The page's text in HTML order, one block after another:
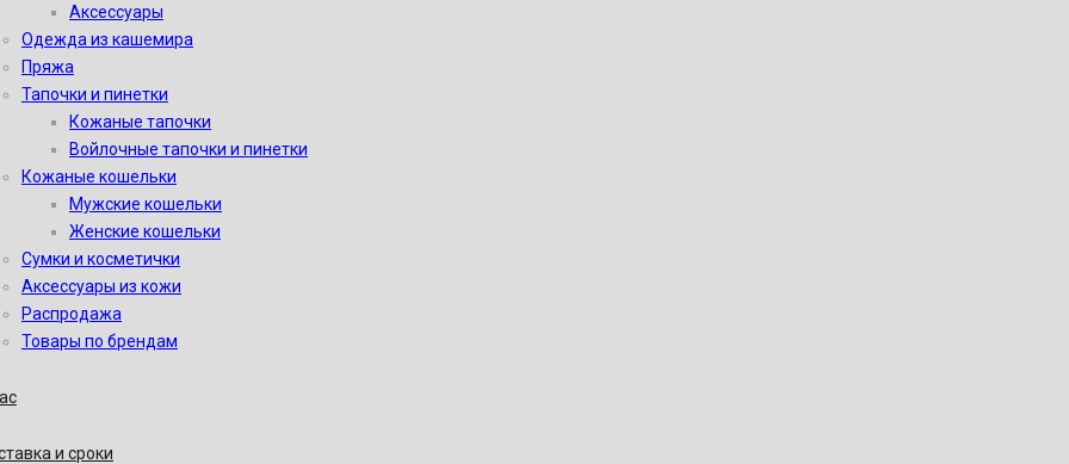
Аксессуары
Одежда из кашемира
Пряжа
Тапочки и пинетки
Кожаные тапочки
Войлочные тапочки и пинетки
Кожаные кошельки
Мужские кошельки
Женские кошельки
Сумки и косметички
Аксессуары из кожи
Распродажа
Товары по брендам
и сроки